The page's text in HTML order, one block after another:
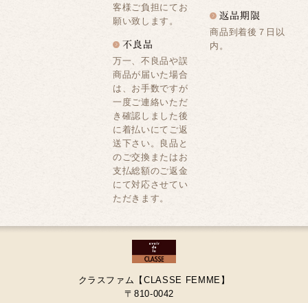
客様ご負担にてお
願い致します。
万一、不良品や誤
商品が届いた場合
は、お手数ですが
一度ご連絡いただ
き確認しました後
に着払いにてご返
送下さい。良品と
のご交換またはお
支払総額のご返金
にて対応させてい
ただきます。
商品到着後７日以
内。
クラスファム【CLASSE FEMME】
〒810-0042